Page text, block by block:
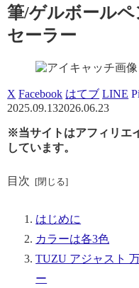
筆/ゲルボールペ
セーラー
X Facebook はてブ LINE
2025.09.132026.06.23
※当サイトはアフィリエ
しています。
目次
はじめに
カラーは各3色
TUZU アジャスト
ー